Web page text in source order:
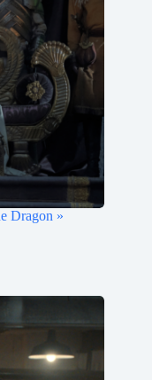
Dragon »